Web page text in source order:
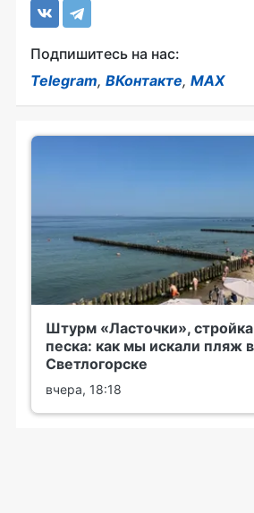
Подпишитесь на нас:
Telegram, ВКонтакте, MAX
Штурм «Ласточки»,
песка: как мы искали пляж в
Светлогорске
вчера, 18:18